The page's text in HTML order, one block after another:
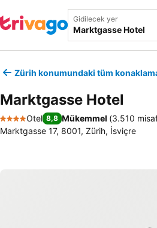
Gidilecek yer
Zürih konumundaki tüm
Marktgasse Hotel
4 Yıldız
Otel 8,8 Mükemmel (3.510
Marktgasse 17, 8001, Zürih, İsviçre